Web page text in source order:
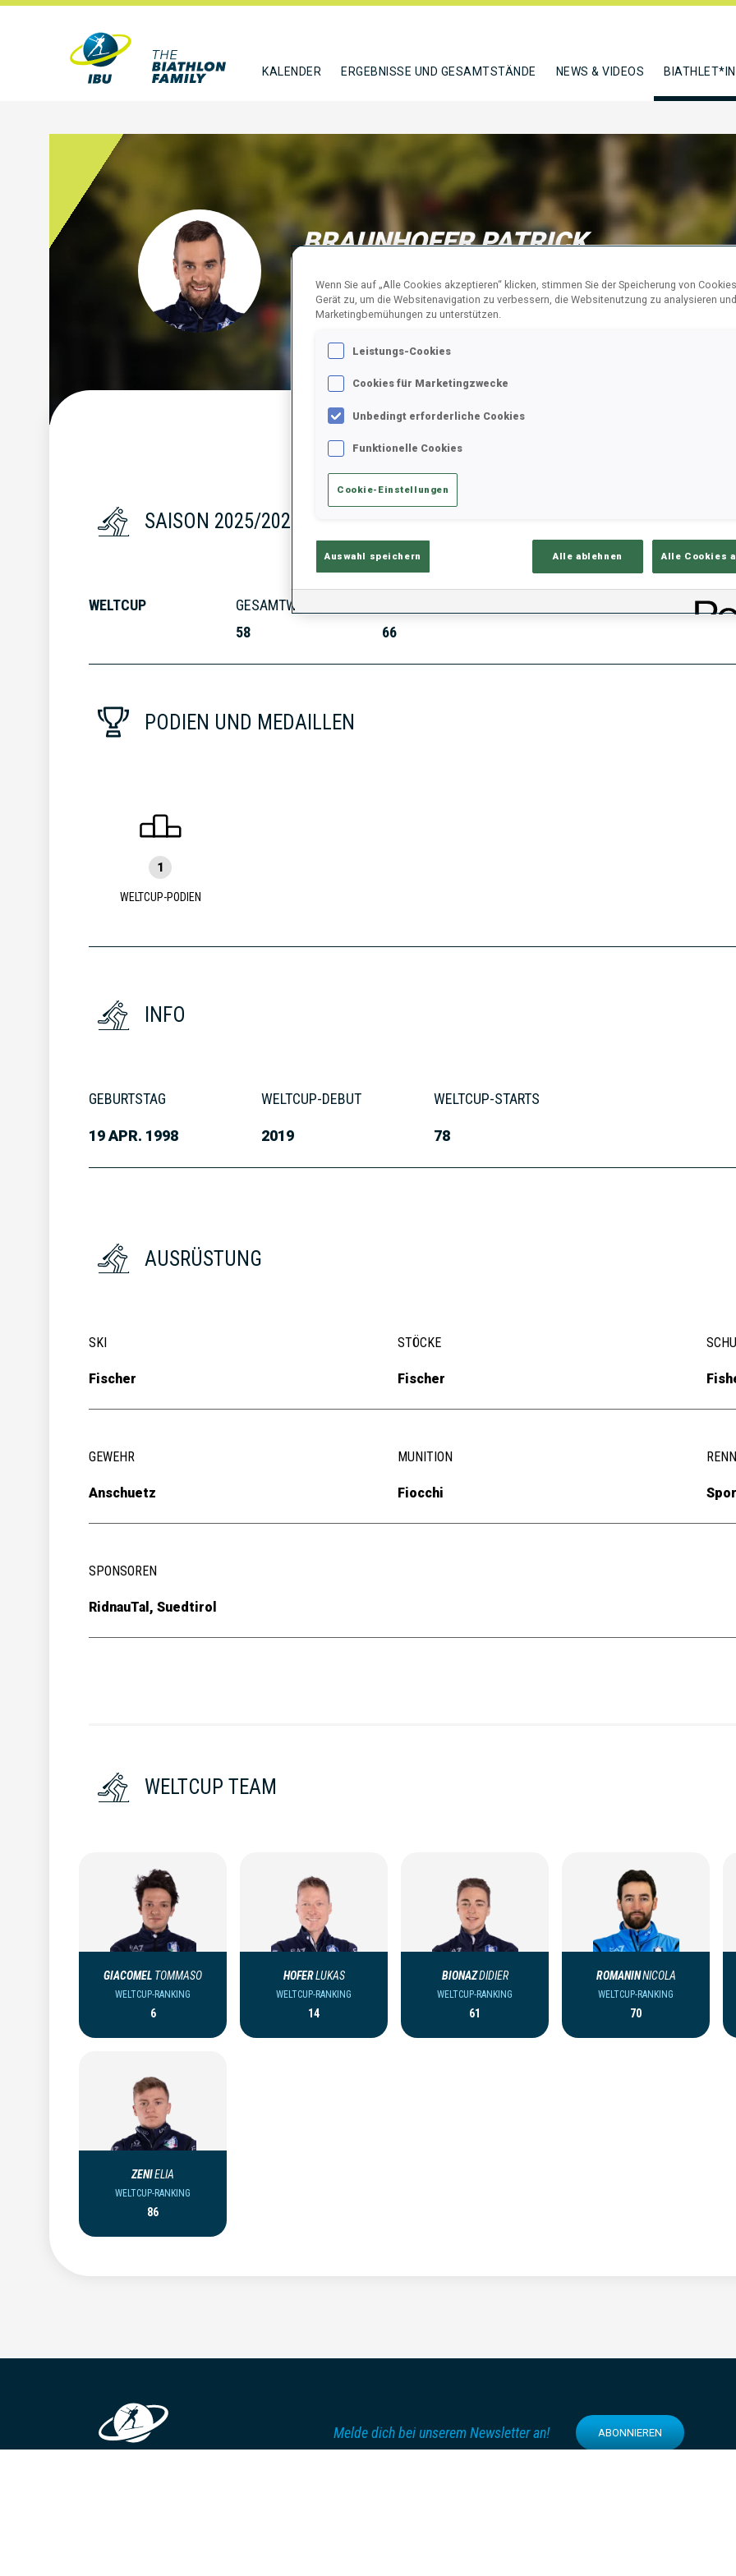
KALENDER ERGEBNISSE UND GESAMTSTÄNDE NEWS & VIDEOS
BRAUNHOFER PATRICK
FOLGEN
Statistik
SAISON 2025/2026
WELTCUP
GESAMTWERTUNG
58
66
PODIEN UND MEDAILLEN
1
WELTCUP-PODIEN
INFO
GEBURTSTAG
19 APR. 1998
WELTCUP-DEBUT
2019
WELTCUP-STARTS
78
AUSRÜSTUNG
SKI
Fischer
STÖCKE
Fischer
GEWEHR
Anschuetz
MUNITION
Fiocchi
SPONSOREN
RidnauTal, Suedtirol
WELTCUP TEAM
GIACOMEL TOMMASO
WELTCUP-RANKING
6
HOFERLUKAS
WELTCUP-RANKING
14
BIONAZDIDIER
WELTCUP-RANKING
61
ROMANINNICOLA
WELTCUP-RANKING
70
ZENIELIA
WELTCUP-RANKING
86
Melde dich bei unserem Newsletter an! ABONNIEREN
Wenn Sie auf „Alle Cookies akzeptieren“ klicken, stimmen Sie der Speicherung von
Gerät zu, um die Websitenavigation zu verbessern, die Websitenutzung zu analysieren
Marketingbemühungen zu unterstützen.
Leistungs-Cookies
Cookies für Marketingzwecke
Unbedingt erforderliche Cookies
Funktionelle Cookies
Cookie-Einstellungen
Auswahl speichern Alle ablehnen Alle Cookies